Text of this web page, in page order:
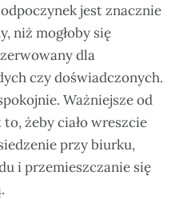
jest znacznie
niż mogłoby się
dla
czy doświadczonych.
Ważniejsze od
żeby ciało wreszcie
przy biurku,
i przemieszczanie się